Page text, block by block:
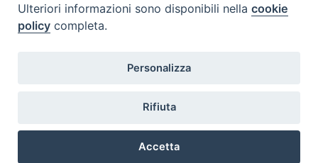
Ulteriori informazioni sono disponibili nellacookie
policy completa.
Personalizza
Rifiuta
Accetta